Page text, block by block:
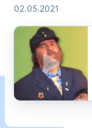
02.05.2021